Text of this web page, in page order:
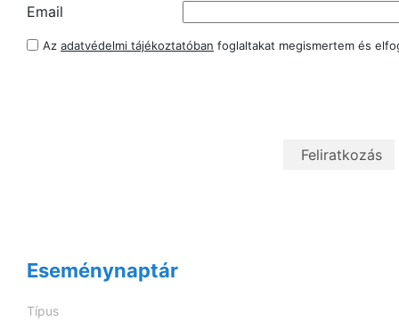
Email
Az adatvédelmi tájékoztatóban foglaltakat megismertem és
Eseménynaptár
Típus